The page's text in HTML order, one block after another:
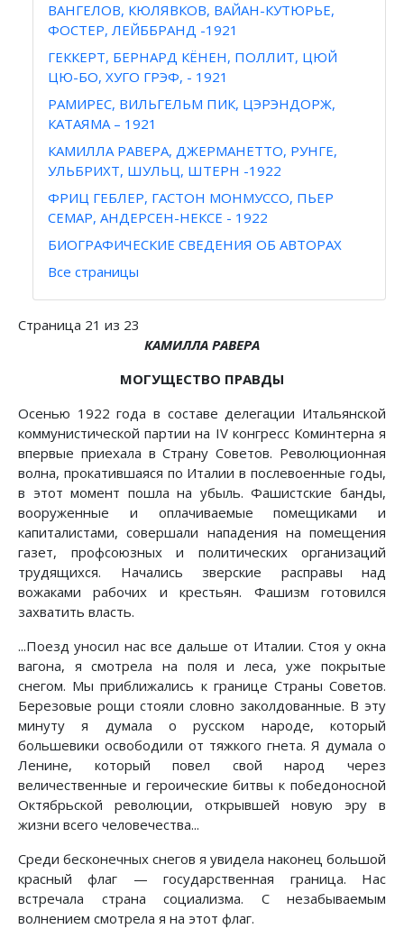
ВАНГЕЛОВ, КЮЛЯВКОВ, ВАЙАН-КУТЮРЬЕ,
ФОСТЕР, ЛЕЙББРАНД -1921
ГЕККЕРТ, БЕРНАРД КЁНЕН, ПОЛЛИТ, ЦЮЙ
ЦЮ-БО, ХУГО ГРЭФ, - 1921
РАМИРЕС, ВИЛЬГЕЛЬМ ПИК, ЦЭРЭНДОРЖ,
КАТАЯМА – 1921
КАМИЛЛА РАВЕРА, ДЖЕРМАНЕТТО, РУНГЕ,
УЛЬБРИХТ, ШУЛЬЦ, ШТЕРН -1922
ФРИЦ ГЕБЛЕР, ГАСТОН МОНМУССО, ПЬЕР
СЕМАР, АНДЕРСЕН-НЕКСЕ - 1922
БИОГРАФИЧЕСКИЕ СВЕДЕНИЯ ОБ АВТОРАХ
Все страницы
Страница 21 из 23
КАМИЛЛА РАВЕРА
МОГУЩЕСТВО ПРАВДЫ
Осенью 1922 года в составе делегации Итальянской
коммунистической партии на IV конгресс Коминтерна я
впервые приехала в Страну Советов. Революционная
волна, прокатившаяся по Италии в послевоенные годы,
в этот момент пошла на убыль. Фашистские банды,
вооруженные и оплачиваемые помещиками и
капиталистами, совершали нападения на помещения
газет, профсоюзных и политических организаций
трудящихся. Начались зверские расправы над
вожаками рабочих и крестьян. Фашизм готовился
захватить власть.
...Поезд уносил нас все дальше от Италии. Стоя у окна
вагона, я смотрела на поля и леса, уже покрытые
снегом. Мы приближались к границе Страны Советов.
Березовые рощи стояли словно заколдованные. В эту
минуту я думала о русском народе, который
большевики освободили от тяжкого гнета. Я думала о
Ленине, который повел свой народ через
величественные и героические битвы к победоносной
Октябрьской революции, открывшей новую эру в
жизни всего человечества...
Среди бесконечных снегов я увидела наконец большой
красный флаг — государственная граница. Нас
встречала страна социализма. С незабываемым
волнением смотрела я на этот флаг.